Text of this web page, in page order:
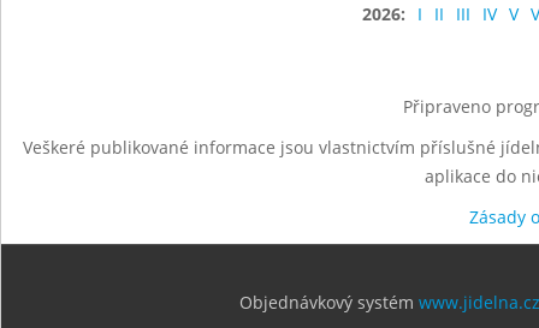
2026:
I II III IV V
Připraveno
Veškeré publikované informace jsou vlastnictvím příslušné
aplikace do
Zásady
Objednávkový systém www.jidelna.cz